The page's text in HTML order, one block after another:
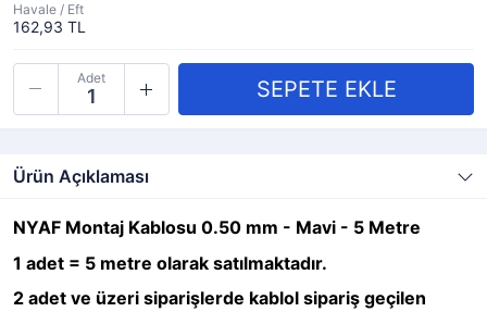
Havale / Eft
162,93 TL
Adet
Ürün Açıklaması
NYAF Montaj Kablosu 0.50 mm - Mavi - 5 Metre
1 adet = 5 metre olarak satılmaktadır.
2 adet ve üzeri siparişlerde kablol sipariş geçilen